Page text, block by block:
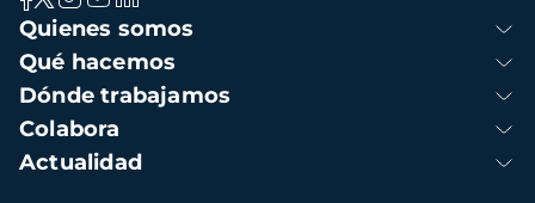
Navegación
principal
Quienes somos
Qué hacemos
Dónde trabajamos
Colabora
Actualidad